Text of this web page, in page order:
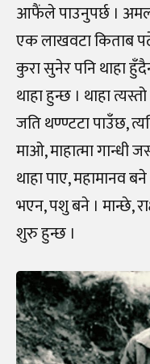
आफैंले पाउनुपर्छ ।
एक लाखवटा किताब
कुरा सुनेर पनि थाहा
थाहा हुन्छ । थाहा
जति थण्ण्टटा पाउँछ,
माओ, माहात्मा गान्धी
थाहा पाए, महामानव
भएन, पशु बने । मान्छे,
शुरु हुन्छ ।